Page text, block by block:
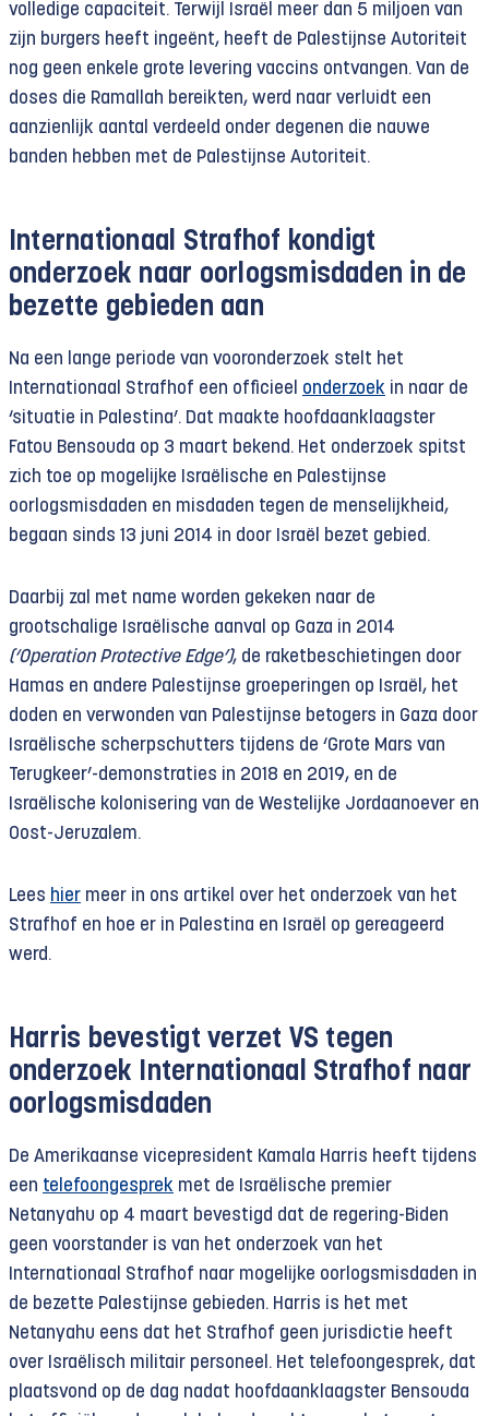
volledige capaciteit. Terwijl Israël meer dan 5 miljoen van
zijn burgers heeft ingeënt, heeft de Palestijnse Autoriteit
nog geen enkele grote levering vaccins ontvangen. Van de
doses die Ramallah bereikten, werd naar verluidt een
aanzienlijk aantal verdeeld onder degenen die nauwe
banden hebben met de Palestijnse Autoriteit.
Internationaal Strafhof kondigt
onderzoek naar oorlogsmisdaden in de
bezette gebieden aan
Na een lange periode van vooronderzoek stelt het
Internationaal Strafhof een officieel onderzoek in naar de
‘situatie in Palestina’. Dat maakte hoofdaanklaagster
Fatou Bensouda op 3 maart bekend. Het onderzoek spitst
zich toe op mogelijke Israëlische en Palestijnse
oorlogsmisdaden en misdaden tegen de menselijkheid,
begaan sinds 13 juni 2014 in door Israël bezet gebied.
Daarbij zal met name worden gekeken naar de
grootschalige Israëlische aanval op Gaza in 2014
(‘Operation Protective Edge’), de raketbeschietingen door
Hamas en andere Palestijnse groeperingen op Israël, het
doden en verwonden van Palestijnse betogers in Gaza door
Israëlische scherpschutters tijdens de ‘Grote Mars van
Terugkeer’-demonstraties in 2018 en 2019, en de
Israëlische kolonisering van de Westelijke Jordaanoever en
Oost-Jeruzalem.
Lees hier meer in ons artikel over het onderzoek van het
Strafhof en hoe er in Palestina en Israël op gereageerd
werd.
Harris bevestigt verzet VS tegen
onderzoek Internationaal Strafhof naar
oorlogsmisdaden
De Amerikaanse vicepresident Kamala Harris heeft tijdens
een telefoongesprek met de Israëlische premier
Netanyahu op 4 maart bevestigd dat de regering-Biden
geen voorstander is van het onderzoek van het
Internationaal Strafhof naar mogelijke oorlogsmisdaden in
de bezette Palestijnse gebieden. Harris is het met
Netanyahu eens dat het Strafhof geen jurisdictie heeft
over Israëlisch militair personeel. Het telefoongesprek, dat
plaatsvond op de dag nadat hoofdaanklaagster Bensouda